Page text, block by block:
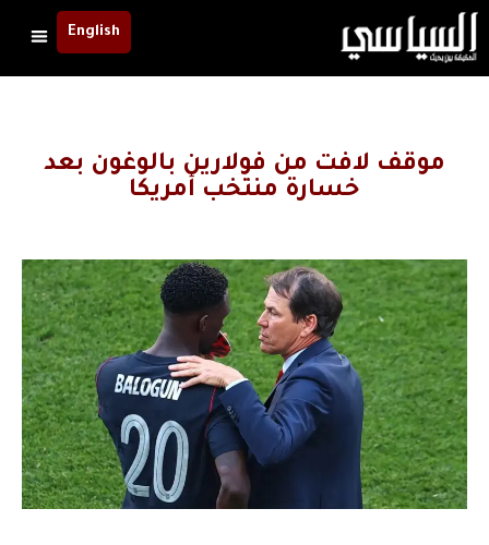
English
موقف لافت من فولارين بالوغون بعد
خسارة منتخب أمريكا